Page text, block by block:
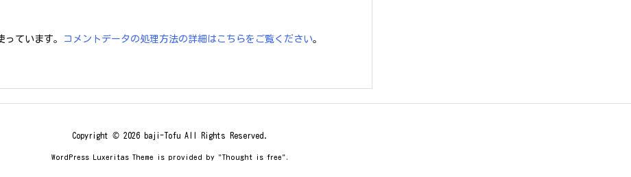
ています。 コメントデータの処理方法の詳細はこちらをご覧ください。
Copyright © 2026 baji-Tofu All Rights Reserved.
WordPress Luxeritas Theme is provided by "Thought is free".